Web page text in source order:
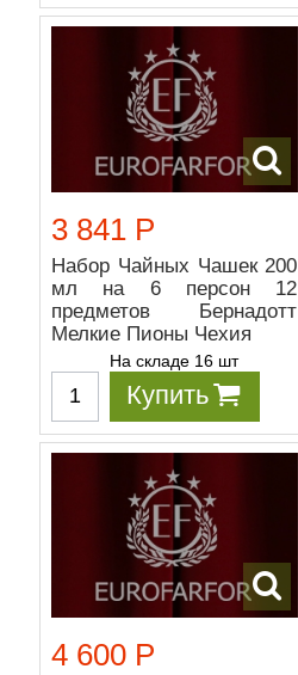
3 841 Р
Набор Чайных Чашек 200
мл на 6 персон 12
предметов Бернадотт
Мелкие Пионы Чехия
На складе 16 шт
Купить
4 600 Р